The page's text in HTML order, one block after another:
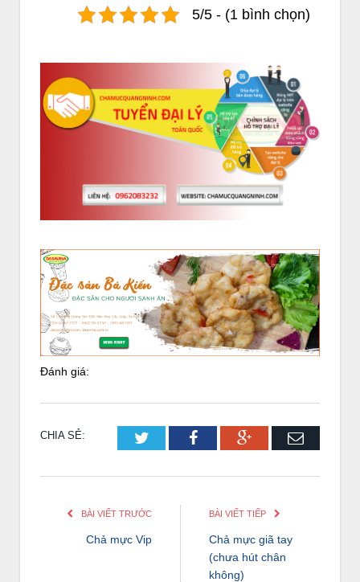
5/5 - (1 bình chọn)
Đánh giá:
CHIA SẺ: TwitterFacebookGoogle+Email
BÀI VIẾT TRƯỚC
Chả mực Vip
BÀI VIẾT TIẾP
Chả mực giã tay
(chưa hút chân
không)